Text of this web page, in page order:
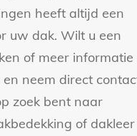
heeft altijd een
uw dak. Wilt u een
of meer informatie
neem direct
zoek bent naar
of dakleer